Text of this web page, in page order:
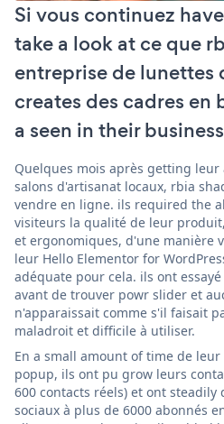
Si vous continuez
take a look at ce que
entreprise de lunettes
creates des cadres en
a seen in their
Quelques mois après getting
salons d'artisanat locaux, rbia
vendre en ligne. ils required the
visiteurs la qualité de leur
et ergonomiques, d'une manière
leur Hello Elementor for
adéquate pour cela. ils ont
avant de trouver powr slider et
n'apparaissait comme s'il faisait
maladroit et difficile à utiliser.
En a small amount of time de
popup, ils ont pu grow leurs
600 contacts réels) et ont steadily
sociaux à plus de 6000 abonnés